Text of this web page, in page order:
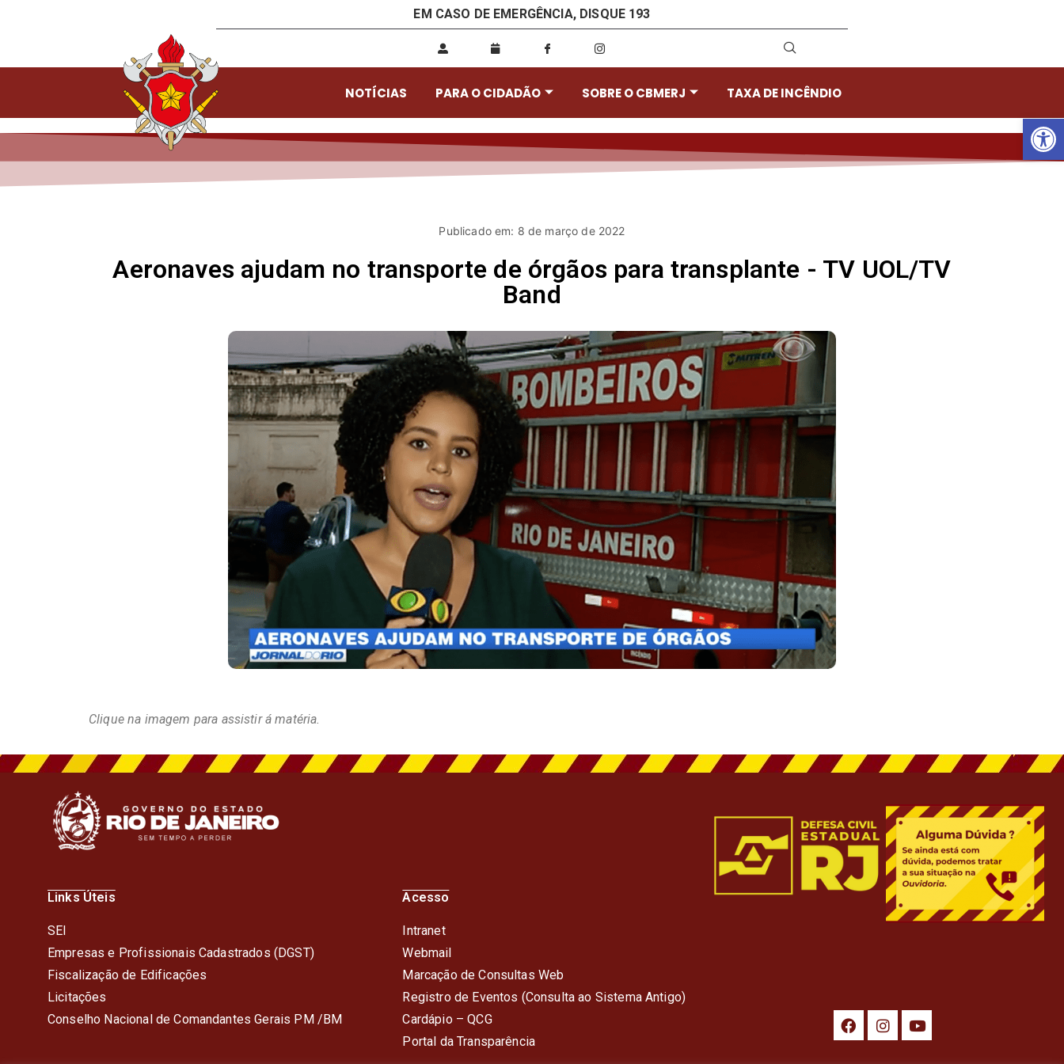
EM CASO DE EMERGÊNCIA, DISQUE 193
NOTÍCIAS PARA O CIDADÃO SOBRE O CBMERJ TAXA DE INCÊNDIO
Publicado em: 8 de março de 2022
Aeronaves ajudam no transporte de órgãos para transplante - TV UOL/TV
Band
Clique na imagem para assistir á matéria.
Links Úteis
SEI
Empresas e Profissionais Cadastrados (DGST)
Fiscalização de Edificações
Licitações
Conselho Nacional de Comandantes Gerais PM /BM
Acesso
Intranet
Webmail
Marcação de Consultas Web
Registro de Eventos (Consulta ao Sistema Antigo)
Cardápio – QCG
Portal da Transparência